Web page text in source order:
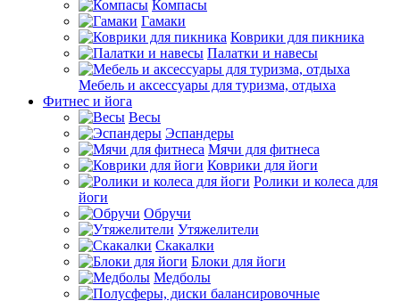
Компасы
Гамаки
Коврики для пикника
Палатки и навесы
Мебель и аксессуары для туризма, отдыха
Фитнес и йога
Весы
Эспандеры
Мячи для фитнеса
Коврики для йоги
Ролики и колеса для
йоги
Обручи
Утяжелители
Скакалки
Блоки для йоги
Медболы